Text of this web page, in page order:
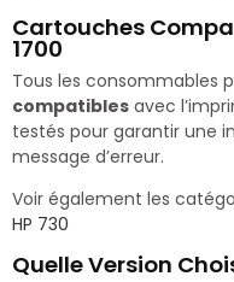
Cartouches
1700
Tous les consommables
compatibles avec
testés pour garantir une
message d’erreur.
Voir également les
HP 730
Quelle Version